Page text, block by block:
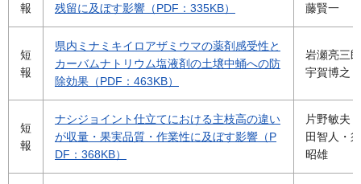
報
残留に及ぼす影響（PDF：335KB）
藤賢一
短
報
県内ミナミキイロアザミウマの薬剤感受性と
カーバムナトリウム塩液剤の土壌中蛹への防
除効果（PDF：463KB）
岩瀬亮三
宇賀博之
短
報
ナシジョイント仕立てにおける主枝高の違い
が収量・果実品質・作業性に及ぼす影響（P
DF：368KB）
片野敏夫
田智人・
昭雄